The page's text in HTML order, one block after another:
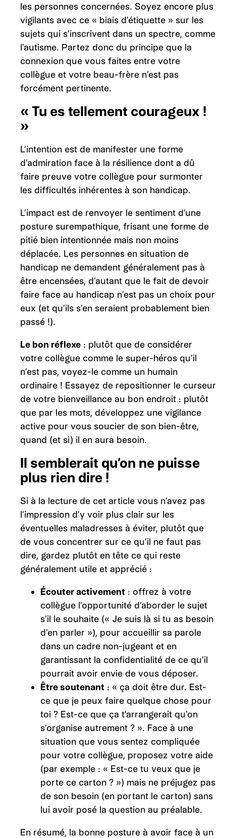
les personnes concernées. Soyez encore plus
vigilants avec ce « biais d’étiquette » sur les
sujets qui s’inscrivent dans un spectre, comme
l’autisme. Partez donc du principe que la
connexion que vous faites entre votre
collègue et votre beau-frère n’est pas
forcément pertinente.
« Tu es tellement courageux !
»
L’intention est de manifester une forme
d’admiration face à la résilience dont a dû
faire preuve votre collègue pour surmonter
les difficultés inhérentes à son handicap.
L’impact est de renvoyer le sentiment d’une
posture surempathique, frisant une forme de
pitié bien intentionnée mais non moins
déplacée. Les personnes en situation de
handicap ne demandent généralement pas à
être encensées, d’autant que le fait de devoir
faire face au handicap n’est pas un choix pour
eux (et qu’ils s’en seraient probablement bien
passé !).
Le bon réflexe : plutôt que de considérer
votre collègue comme le super-héros qu’il
n’est pas, voyez-le comme un humain
ordinaire ! Essayez de repositionner le curseur
de votre bienveillance au bon endroit : plutôt
que par les mots, développez une vigilance
active pour vous soucier de son bien-être,
quand (et si) il en aura besoin.
Il semblerait qu’on ne puisse
plus rien dire !
Si à la lecture de cet article vous n’avez pas
l’impression d’y voir plus clair sur les
éventuelles maladresses à éviter, plutôt que
de vous concentrer sur ce qu’il ne faut pas
dire, gardez plutôt en tête ce qui reste
généralement utile et apprécié :
Écouter activement : offrez à votre
collègue l’opportunité d’aborder le sujet
s’il le souhaite (« Je suis là si tu as besoin
d’en parler »), pour accueillir sa parole
dans un cadre non-jugeant et en
garantissant la confidentialité de ce qu’il
pourrait avoir envie de vous déposer.
Être soutenant : « ça doit être dur. Est-
ce que je peux faire quelque chose pour
toi ? Est-ce que ça t’arrangerait qu’on
s’organise autrement ? ». Face à une
situation que vous sentez compliquée
pour votre collègue, proposez votre aide
(par exemple : « Est-ce tu veux que je
porte ce carton ? ») mais ne préjugez pas
de son besoin (en portant le carton) sans
lui avoir posé la question au préalable.
En résumé, la bonne posture à avoir face à un